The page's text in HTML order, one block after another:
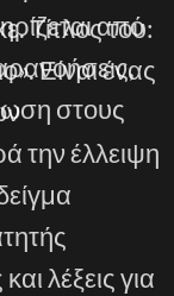
από
στους
Τίτλος του:
Είναι ένας
την έλλειψη
λέξεις για